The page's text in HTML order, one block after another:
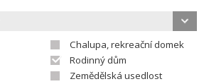
Chalupa, rekreační domek
Rodinný dům
Zemědělská usedlost